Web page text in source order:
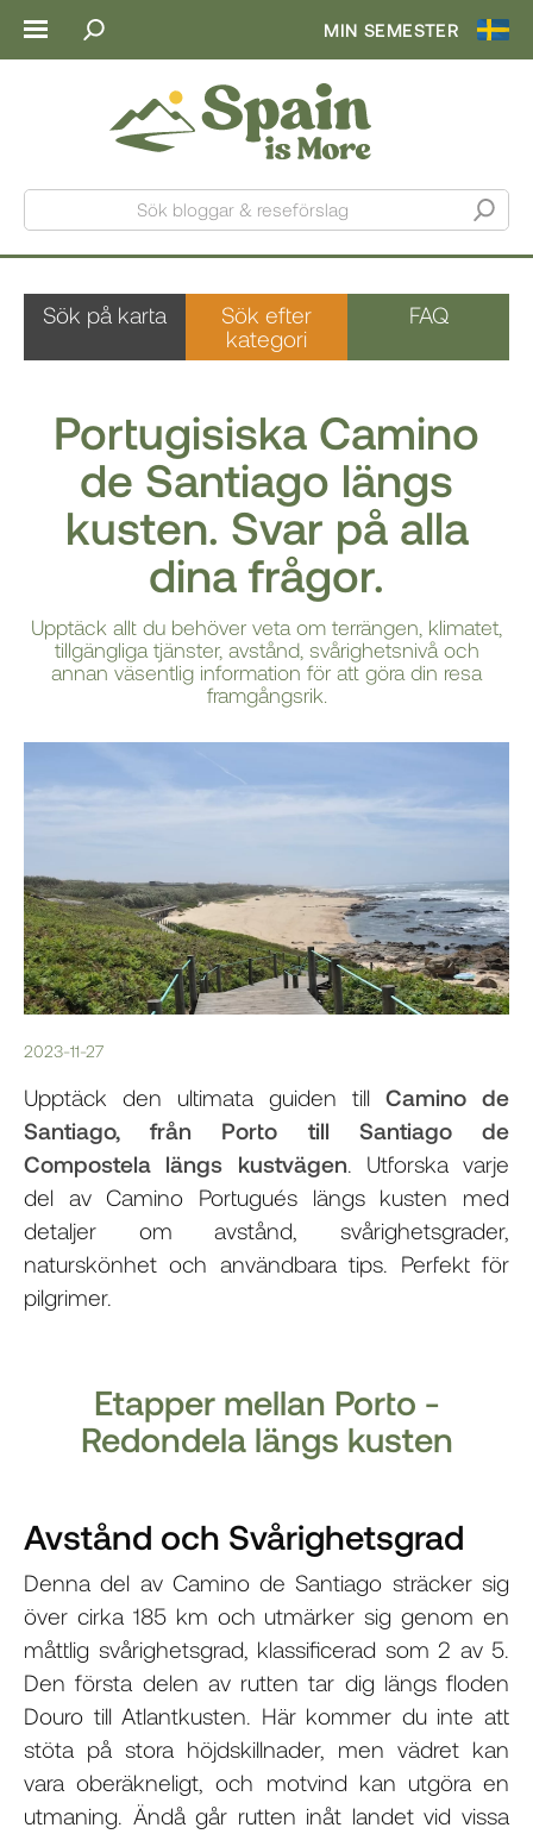
MIN SEMESTER
Sök bloggar & reseförslag
Sök på karta
Sök efter
kategori
FAQ
Portugisiska Camino
de Santiago längs
kusten. Svar på alla
dina frågor.
Upptäck allt du behöver veta om terrängen, klimatet,
tillgängliga tjänster, avstånd, svårighetsnivå och
annan väsentlig information för att göra din resa
framgångsrik.
2023-11-27
Upptäck den ultimata guiden till Camino de
Santiago, från Porto till Santiago de
Compostela längs kustvägen. Utforska varje
del av Camino Portugués längs kusten med
detaljer om avstånd, svårighetsgrader,
naturskönhet och användbara tips. Perfekt för
pilgrimer.
Etapper mellan Porto -
Redondela längs kusten
Avstånd och Svårighetsgrad
Denna del av Camino de Santiago sträcker sig
över cirka 185 km och utmärker sig genom en
måttlig svårighetsgrad, klassificerad som 2 av 5.
Den första delen av rutten tar dig längs floden
Douro till Atlantkusten. Här kommer du inte att
stöta på stora höjdskillnader, men vädret kan
vara oberäkneligt, och motvind kan utgöra en
utmaning. Ändå går rutten inåt landet vid vissa